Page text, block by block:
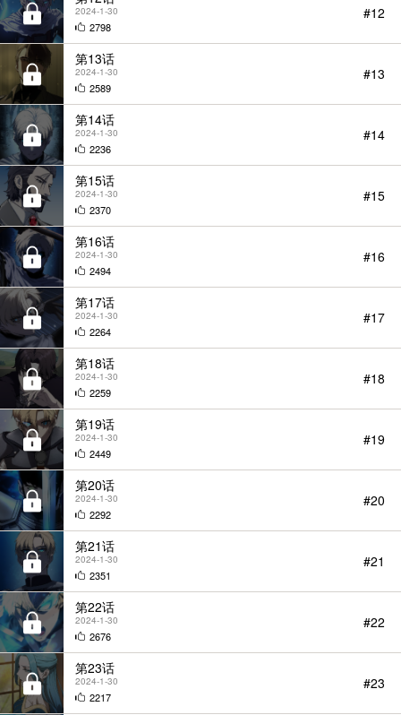
2024-1-30
2798
#12
第13话
2024-1-30
2589
#13
第14话
2024-1-30
2236
#14
第15话
2024-1-30
2370
#15
第16话
2024-1-30
2494
#16
第17话
2024-1-30
2264
#17
第18话
2024-1-30
2259
#18
第19话
2024-1-30
2449
#19
第20话
2024-1-30
2292
#20
第21话
2024-1-30
2351
#21
第22话
2024-1-30
2676
#22
第23话
2024-1-30
2217
#23